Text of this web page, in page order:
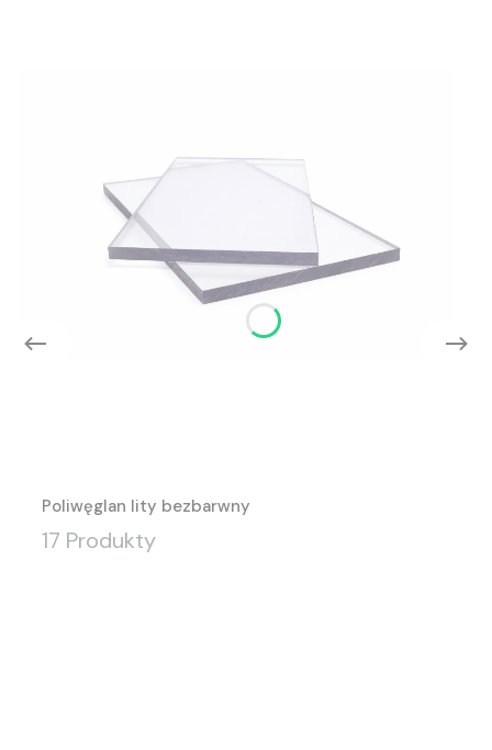
Poliwęglan lity bezbarwny
17 Produkty